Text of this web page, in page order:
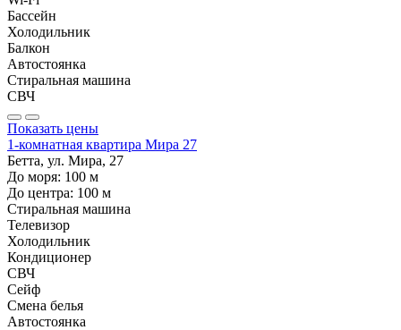
Бассейн
Холодильник
Балкон
Автостоянка
Стиральная машина
СВЧ
Показать цены
1-комнатная квартира Мира 27
Бетта, ул. Мира, 27
До моря: 100 м
До центра: 100 м
Стиральная машина
Телевизор
Холодильник
Кондиционер
СВЧ
Сейф
Смена белья
Автостоянка